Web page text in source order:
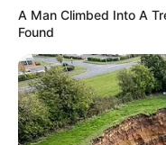
A Man Climbed Into A
Found